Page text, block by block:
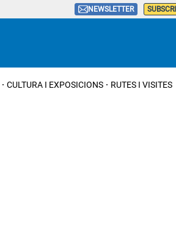
NEWSLETTER
CULTURA I EXPOSICIONS RUTES I VISITES